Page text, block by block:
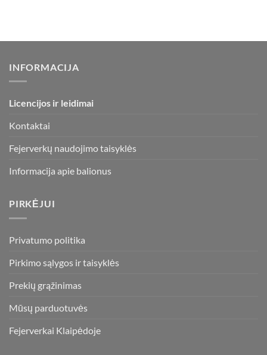
INFORMACIJA
Licencijos ir leidimai
Kontaktai
Fejerverkų naudojimo taisyklės
Informacija apie balionus
PIRKĖJUI
Privatumo politika
Pirkimo sąlygos ir taisyklės
Prekių grąžinimas
Mūsų parduotuvės
Fejerverkai Klaipėdoje